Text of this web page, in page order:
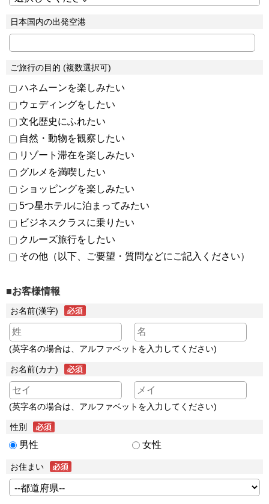
日本国内の出発空港
ご旅行の目的 (複数選択可)
ハネムーンを楽しみたい
ウェディングをしたい
文化歴史にふれたい
自然・動物を観察したい
リゾート滞在を楽しみたい
グルメを満喫したい
ショッピングを楽しみたい
5つ星ホテルに泊まってみたい
ビジネスクラスに乗りたい
クルーズ旅行をしたい
その他（以下、ご要望・質問などにご記入ください）
■お客様情報
お名前(漢字)
(英字名の場合は、アルファベットを入力してください)
お名前(カナ)
(英字名の場合は、アルファベットを入力してください)
性別
男性 女性
お住まい